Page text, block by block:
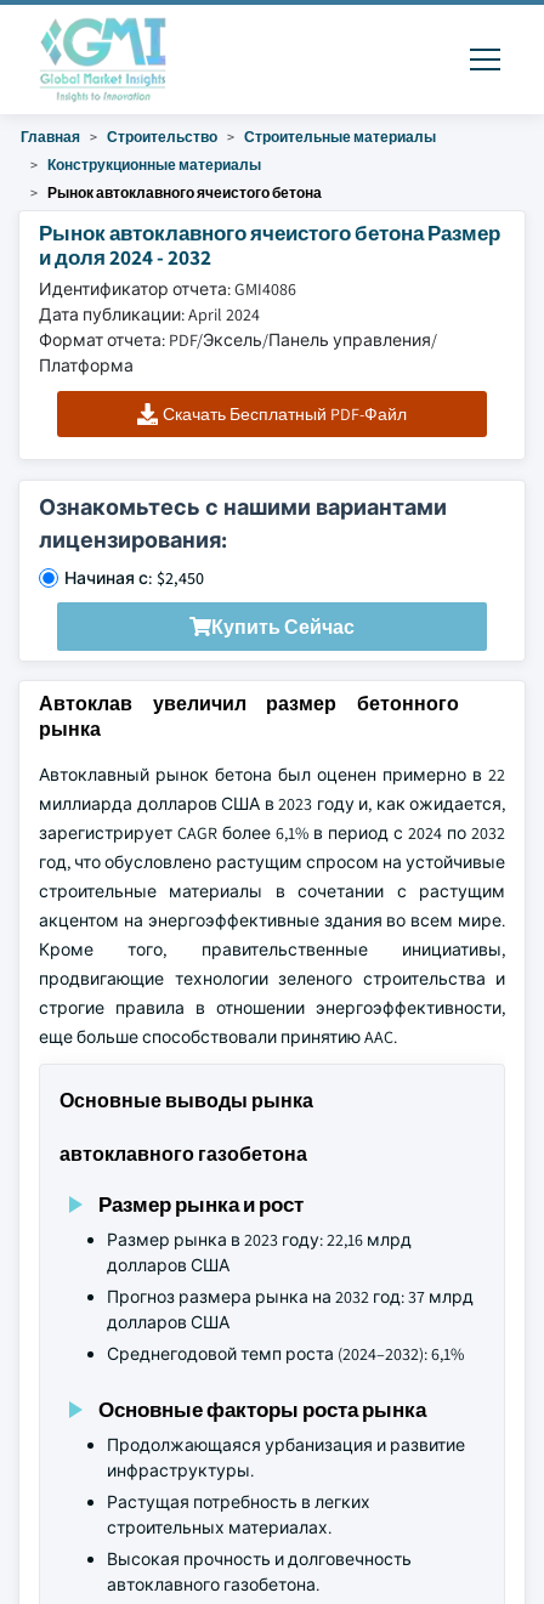
Главная Строительство
Строительные материалы
Конструкционные материалы
Рынок автоклавного ячеистого бетона
Рынок автоклавного ячеистого бетона Размер
и доля 2024 - 2032
Идентификатор отчета: GMI4086
Дата публикации: April 2024
Формат отчета: PDF/Эксель/Панель управления/
Платформа
Скачать Бесплатный PDF-Файл
Ознакомьтесь с нашими вариантами
лицензирования:
Начиная с: $2,450
Купить Сейчас
Автоклав увеличил размер бетонного
рынка
Автоклавный рынок бетона был оценен примерно в 22
миллиарда долларов США в 2023 году и, как ожидается,
зарегистрирует CAGR более 6,1% в период с 2024 по 2032
год, что обусловлено растущим спросом на устойчивые
строительные материалы в сочетании с растущим
акцентом на энергоэффективные здания во всем мире.
Кроме того, правительственные инициативы,
продвигающие технологии зеленого строительства и
строгие правила в отношении энергоэффективности,
еще больше способствовали принятию AAC.
Основные выводы рынка
автоклавного газобетона
Размер рынка и рост
Размер рынка в 2023 году: 22,16 млрд
долларов США
Прогноз размера рынка на 2032 год: 37 млрд
долларов США
Среднегодовой темп роста (2024–2032): 6,1%
Основные факторы роста рынка
Продолжающаяся урбанизация и развитие
инфраструктуры.
Растущая потребность в легких
строительных материалах.
Высокая прочность и долговечность
автоклавного газобетона.